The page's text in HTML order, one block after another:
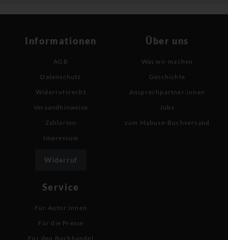
Informationen
AGB
Datenschutz
Widerrufsrecht
Versandhinweise
Zahlarten
Impressum
Widerruf
Über uns
Was wir machen
Geschichte
Ansprechpartner:innen
Jobs
zum Mabuse-Buchversand
Service
Für Autor:innen
Für die Presse
Für den Buchhandel